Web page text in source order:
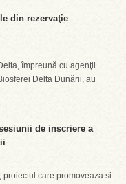
din rezervaţie
împreună cu agenţii
Delta Dunării, au
de inscriere a
proiectul care promoveaza si